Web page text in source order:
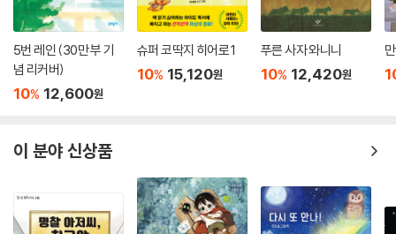
5번 레인 (30만 부 기
념 리커버)
10% 12,600원
슈퍼 코딱지 히어로 1
10% 15,120원
푸른 사자 와니니
10% 12,420원
이 분야 신상품